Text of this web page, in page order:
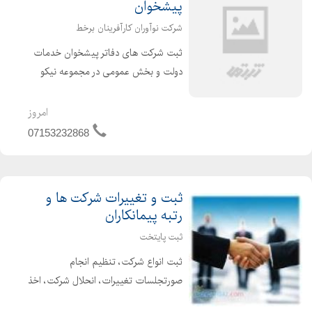
پیشخوان
شرکت نوآوران کارآفرینان برخط
ثبت شرکت های دفاتر پیشخوان خدمات
دولت و بخش عمومی در مجموعه نیکو
و موفق و با دارا بودن وکلای پایه یک،
کارشناسان باتجربه، مشاورین فعال و
امروز
07153232868
ثبت و تغییرات شرکت ها و
رتبه پیمانکاران
ثبت پایتخت
ثبت انواع شرکت، تنظیم انجام
صورتجلسات تغییرات، انحلال شرکت، اخذ